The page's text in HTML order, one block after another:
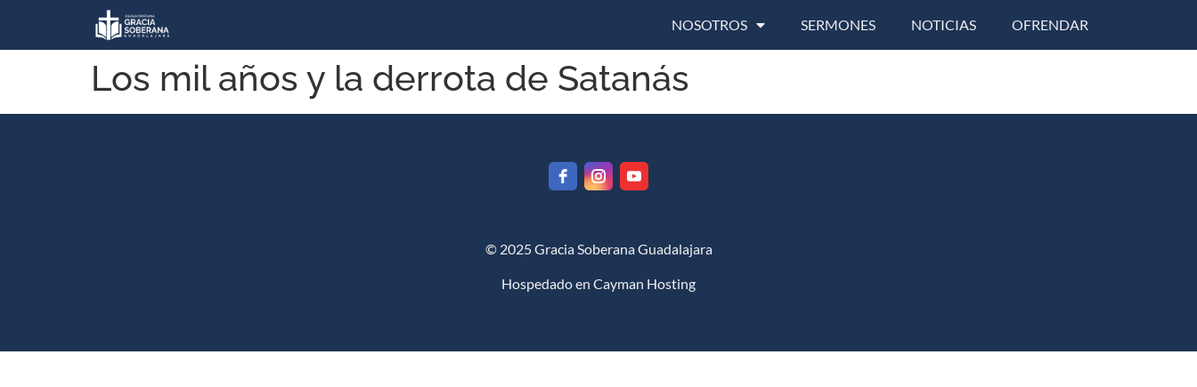
NOSOTROS SERMONES NOTICIAS OFRENDAR
Los mil años y la derrota de Satanás
© 2025 Gracia Soberana Guadalajara
Hospedado en Cayman Hosting